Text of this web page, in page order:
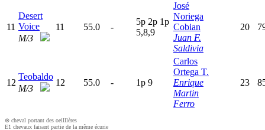
11
Desert
Voice
M/3
11 55.0 -
5p 2p 1p
5,8,9
José
Noriega
Cobian
Juan F.
Saldivia
20
12
Teobaldo
M/3
12 55.0 - 1p 9
Carlos
Ortega T.
Enrique
Martin
Ferro
23
⊗ cheval portant des oeilllères
E1 chevaux faisant partie de la même écurie